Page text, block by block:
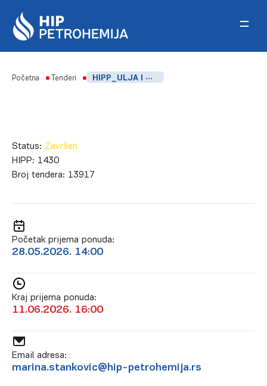
Početna Tenderi HIPP_ULJA I MAZIVA – GODIŠNJA NABAVKA
Status: Završen
HIPP: 1430
Broj tendera: 13917
Početak prijema ponuda:
28.05.2026. 14:00
Kraj prijema ponuda:
11.06.2026. 16:00
Email adresa:
marina.stankovic@hip-petrohemija.rs